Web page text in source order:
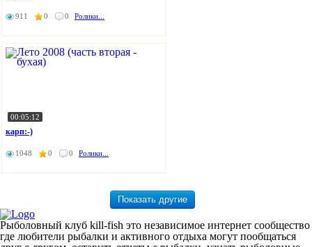
911 0 0 Ролики...
00:05:12
карп:-)
1048 0 0 Ролики...
Рыболовный клуб kill-fish это независимое интернет сообщество
где любители рыбалки и активного отдыха могут пообщаться